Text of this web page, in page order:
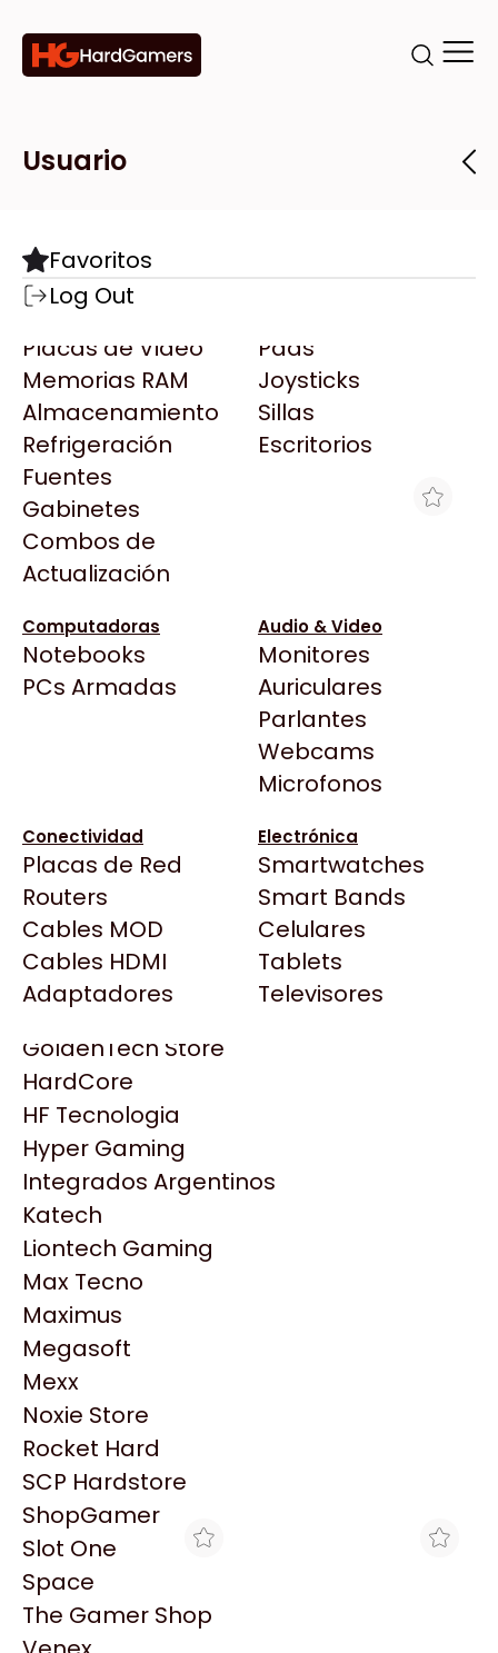
Categorías
Componentes
Motherboards
Microprocesadores
Placas de Video
Memorias RAM
Almacenamiento
Refrigeración
Fuentes
Gabinetes
Combos de
Actualización
Pads
Joysticks
Sillas
Escritorios
Computadoras
Notebooks
PCs Armadas
Audio & Video
Monitores
Auriculares
Parlantes
Webcams
Microfonos
Conectividad
Placas de Red
Routers
Cables MOD
Cables HDMI
Adaptadores
Electrónica
Smartwatches
Smart Bands
Celulares
Tablets
Televisores
Marcas
Todas las Marcas
AMD
AULA
Acer
Adata
AeroCool
Antec
Arkham
Asrock
BenQ
CX
Cooler Master
Deepcool
Dell
EVGA
Gamemax
Genesis
Genius
HP
HyperX
INNO3D
Intel
Kingston
Lenovo
Logitech
MSI
NVIDIA GeForce
NZXT
PNY
Palit
Philips
PowerColor
Razer
Redragon
Samsung
Sandisk
Tiendas
Destacadas
Todas las Tiendas
Click Gaming
Compufan Store
Dinobyte
Full H4rd
Gaming City
Gezatek
GoldenTech Store
HardCore
HF Tecnologia
Hyper Gaming
Integrados Argentinos
Katech
Liontech Gaming
Max Tecno
Maximus
Megasoft
Mexx
Noxie Store
Rocket Hard
SCP Hardstore
ShopGamer
Slot One
Space
The Gamer Shop
Usuario
Favoritos
Log Out
DISCO SSD M.2 1TB WD BLACK
SN7100 NVME
$378.635
Ver producto en la página de BracaTech
Productos
Similares
Explorá más productos similares